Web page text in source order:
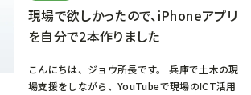
現場で欲しかったので、iPhoneアプリ
を自分で2本作りました
こんにちは、ジョウ所長です。 兵庫で土木の現
場支援をしながら、YouTubeで現場のICT活用